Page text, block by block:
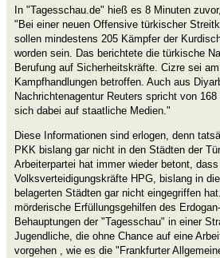
In "Tagesschau.de" hieß es 8 Minuten
"Bei einer neuen Offensive türkischer
sollen mindestens 205 Kämpfer der
worden sein. Das berichtete die türkische
Berufung auf Sicherheitskräfte. Cizre sei
Kampfhandlungen betroffen. Auch aus
Nachrichtenagentur Reuters spricht von
sich dabei auf staatliche Medien."
Diese Informationen sind erlogen, denn
PKK bislang gar nicht in den Städten der
Arbeiterpartei hat immer wieder betont,
Volksverteidigungskräfte HPG, bislang in
belagerten Städten gar nicht eingegriffen
mörderische Erfüllungsgehilfen des
Behauptungen der "Tagesschau" in einer
Jugendliche, die ohne Chance auf eine
vorgehen , wie es die "Frankfurter